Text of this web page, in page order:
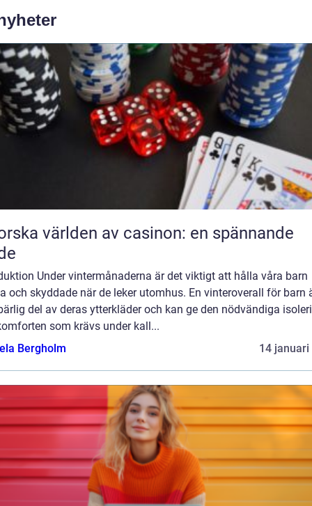
världen av casinon: en spännande
Under vintermånaderna är det viktigt att hålla våra barn
och skyddade när de leker utomhus. En vinteroverall för barn
del av deras ytterkläder och kan ge den nödvändiga
som krävs under kall...
Bergholm
14 januari